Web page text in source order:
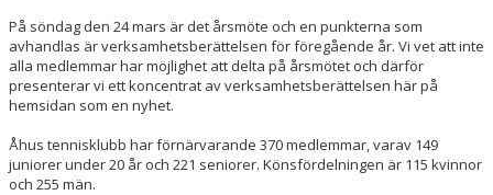
GYM
KÖP KLUBBKLÄDER
På söndag den 24 mars är det årsmöte och en punkterna som
avhandlas är verksamhetsberättelsen för föregående år. Vi vet att inte
alla medlemmar har möjlighet att delta på årsmötet och därför
presenterar vi ett koncentrat av verksamhetsberättelsen här på
hemsidan som en nyhet.
Åhus tennisklubb har förnärvarande 370 medlemmar, varav 149
juniorer under 20 år och 221 seniorer. Könsfördelningen är 115 kvinnor
och 255 män.